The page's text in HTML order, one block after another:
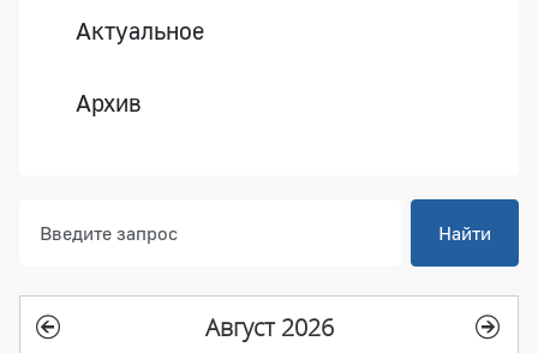
Актуальное
Архив
Найти
Август 2026